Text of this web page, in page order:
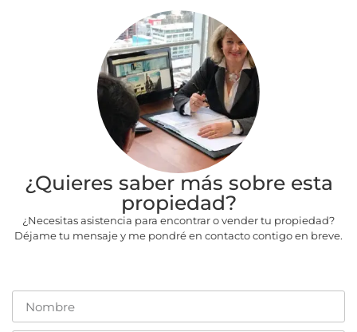
¿Quieres saber más sobre esta
propiedad?
¿Necesitas asistencia para encontrar o vender tu propiedad?
Déjame tu mensaje y me pondré en contacto contigo en breve.